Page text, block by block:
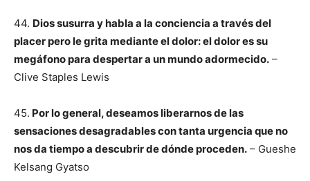
44. Dios susurra y habla a la conciencia a través del
placer pero le grita mediante el dolor: el dolor es su
megáfono para despertar a un mundo adormecido. –
Clive Staples Lewis
45. Por lo general, deseamos liberarnos de las
sensaciones desagradables con tanta urgencia que no
nos da tiempo a descubrir de dónde proceden. – Gueshe
Kelsang Gyatso